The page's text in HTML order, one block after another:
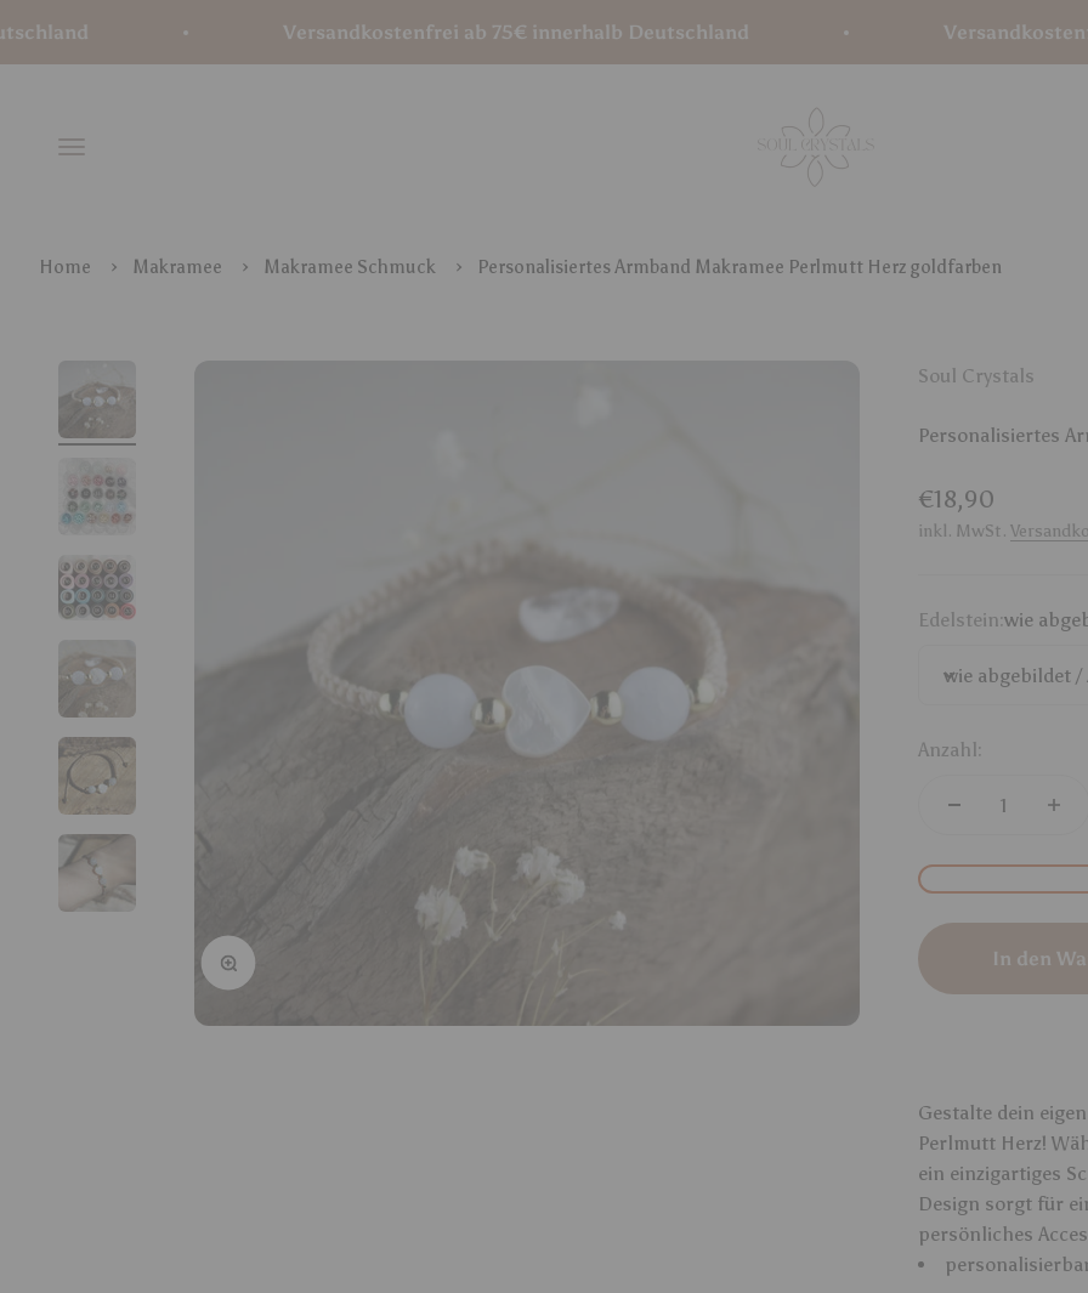
Versandkostenfrei ab 75€ innerhalb Deutschland Versandkostenfrei
Menü
Soul Crystals
Home Makramee Makramee Schmuck Personalisiertes Armband Makramee Perlmutt Herz goldfarben
Bild vergrößern
Soul Crystals
Personalisiertes
Angebot
€18,90
inkl. MwSt.
Edelstein:wie
wie abgebildet
Anzahl:
In den
Gestalte dein
Perlmutt Herz!
ein einzigartiges
Design sorgt für
persönliches